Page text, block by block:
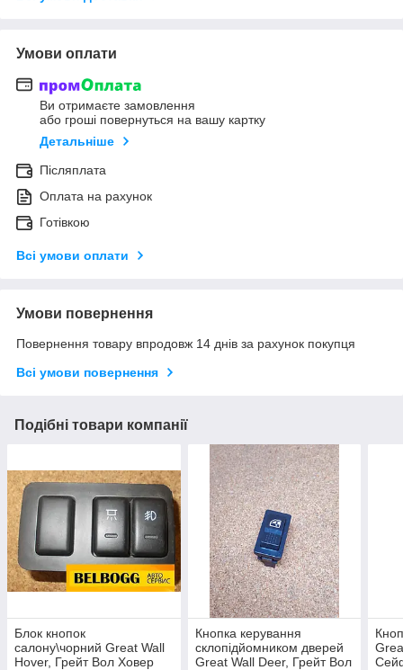
Умови оплати
Ви отримаєте замовлення
або гроші повернуться на вашу картку
Детальніше
Післяплата
Оплата на рахунок
Готівкою
Всі умови оплати
Умови повернення
Повернення товару впродовж 14 днів за рахунок покупця
Всі умови повернення
Подібні товари компанії
Блок кнопок
салону\чорний Great Wall
Hover, Грейт Вол Ховер
Кнопка керування
склопідйомником дверей
Great Wall Deer, Грейт Вол